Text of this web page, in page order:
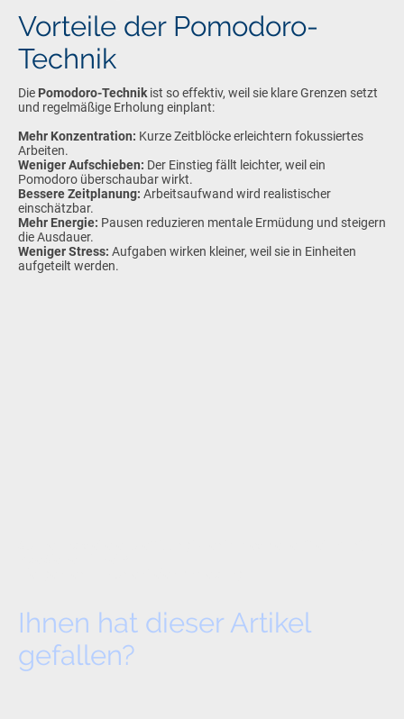
Vorteile der Pomodoro-
Technik
Die Pomodoro-Technik ist so effektiv, weil sie klare Grenzen setzt
und regelmäßige Erholung einplant:
Mehr Konzentration: Kurze Zeitblöcke erleichtern fokussiertes
Arbeiten.
Weniger Aufschieben: Der Einstieg fällt leichter, weil ein
Pomodoro überschaubar wirkt.
Bessere Zeitplanung: Arbeitsaufwand wird realistischer
einschätzbar.
Mehr Energie: Pausen reduzieren mentale Ermüdung und steigern
die Ausdauer.
Weniger Stress: Aufgaben wirken kleiner, weil sie in Einheiten
aufgeteilt werden.
Ihnen hat dieser Artikel
gefallen?